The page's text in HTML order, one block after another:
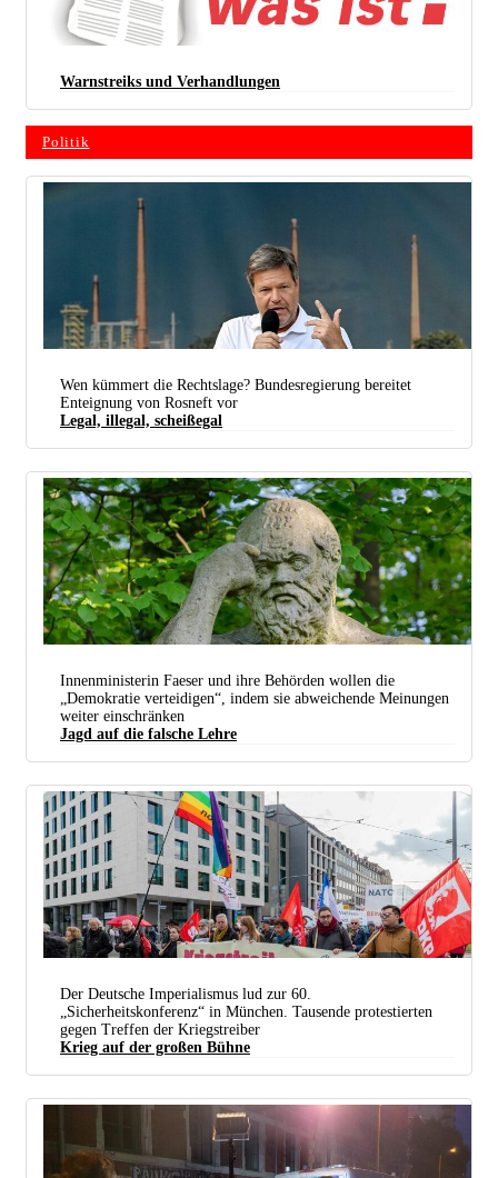
Warnstreiks und ­Verhandlungen
Politik
Wirtschaftsminister Habeck im Mai 2022 vor der PCK-Belegschaft: 1. Putin ist schuld, 2. Putin ist
schuld, 3. Putin ist schuld. (Foto: picture alliance/dpa | Patrick Pleul / Bearb.: UZ)
Wen kümmert die Rechtslage? Bundesregierung bereitet
Enteignung von Rosneft vor
Legal, illegal, scheißegal
doch das Leben. Was er zu den Plänen der Ampel sagen würde, lässt sich nur vermuten. (Foto:
Tilman2007 / wikimedia.org /
CC BY-SA 3.0 Deed / Bearb.: UZ)
Innenministerin Faeser und ihre Behörden wollen die
„Demokratie verteidigen“, indem sie abweichende Meinungen
weiter einschränken
Jagd auf die falsche Lehre
Der Deutsche Imperialismus lud zur 60.
„Sicherheitskonferenz“ in München. Tausende protestierten
gegen Treffen der Kriegstreiber
Krieg auf der großen Bühne